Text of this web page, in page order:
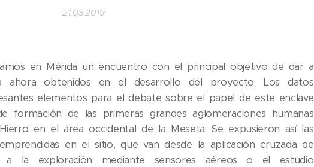
21.03.2019
en Mérida un encuentro con el principal objetivo de dar a
ahora obtenidos en el desarrollo del proyecto. Los datos
elementos para el debate sobre el papel de este enclave
formación de las primeras grandes aglomeraciones humanas
en el área occidental de la Meseta. Se expusieron así las
en el sitio, que van desde la aplicación cruzada de
a la exploración mediante sensores aéreos o el estudio